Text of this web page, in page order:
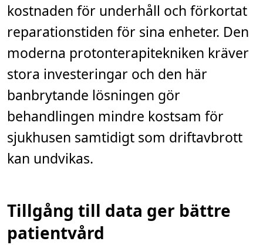
kostnaden för underhåll och förkortat
reparationstiden för sina enheter. Den
moderna protonterapitekniken kräver
stora investeringar och den här
banbrytande lösningen gör
behandlingen mindre kostsam för
sjukhusen samtidigt som driftavbrott
kan undvikas.
Tillgång till data ger bättre
patientvård